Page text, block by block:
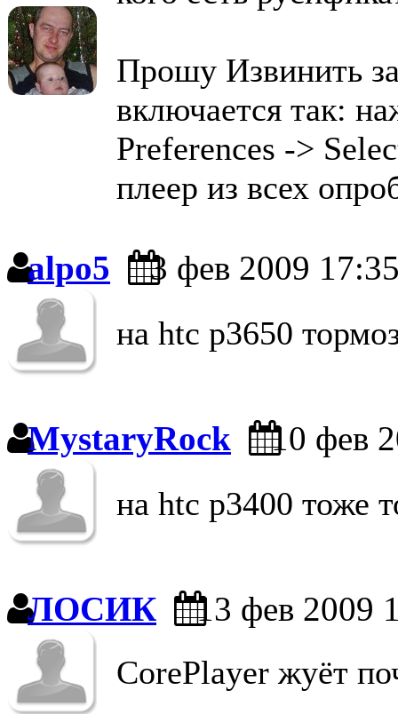
Прошу Извинить
включается так:
Preferences ->
плеер из всех
alpo5 3 фев 2009
на htc p3650
MystaryRock 10 фев
на htc p3400 тоже
ЛОСИК 13 фев 2009
CorePlayer жуёт